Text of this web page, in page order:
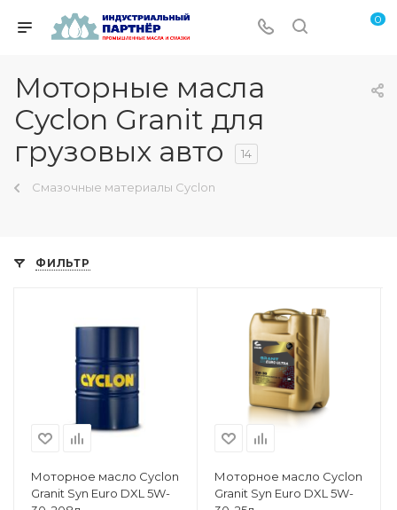
0
Моторные масла
Cyclon Granit для
грузовых авто
14
Смазочные материалы Cyclon
ФИЛЬТР
Моторное масло Cyclon
Granit Syn Euro DXL 5W-
Моторное масло Cyclon
Granit Syn Euro DXL 5W-